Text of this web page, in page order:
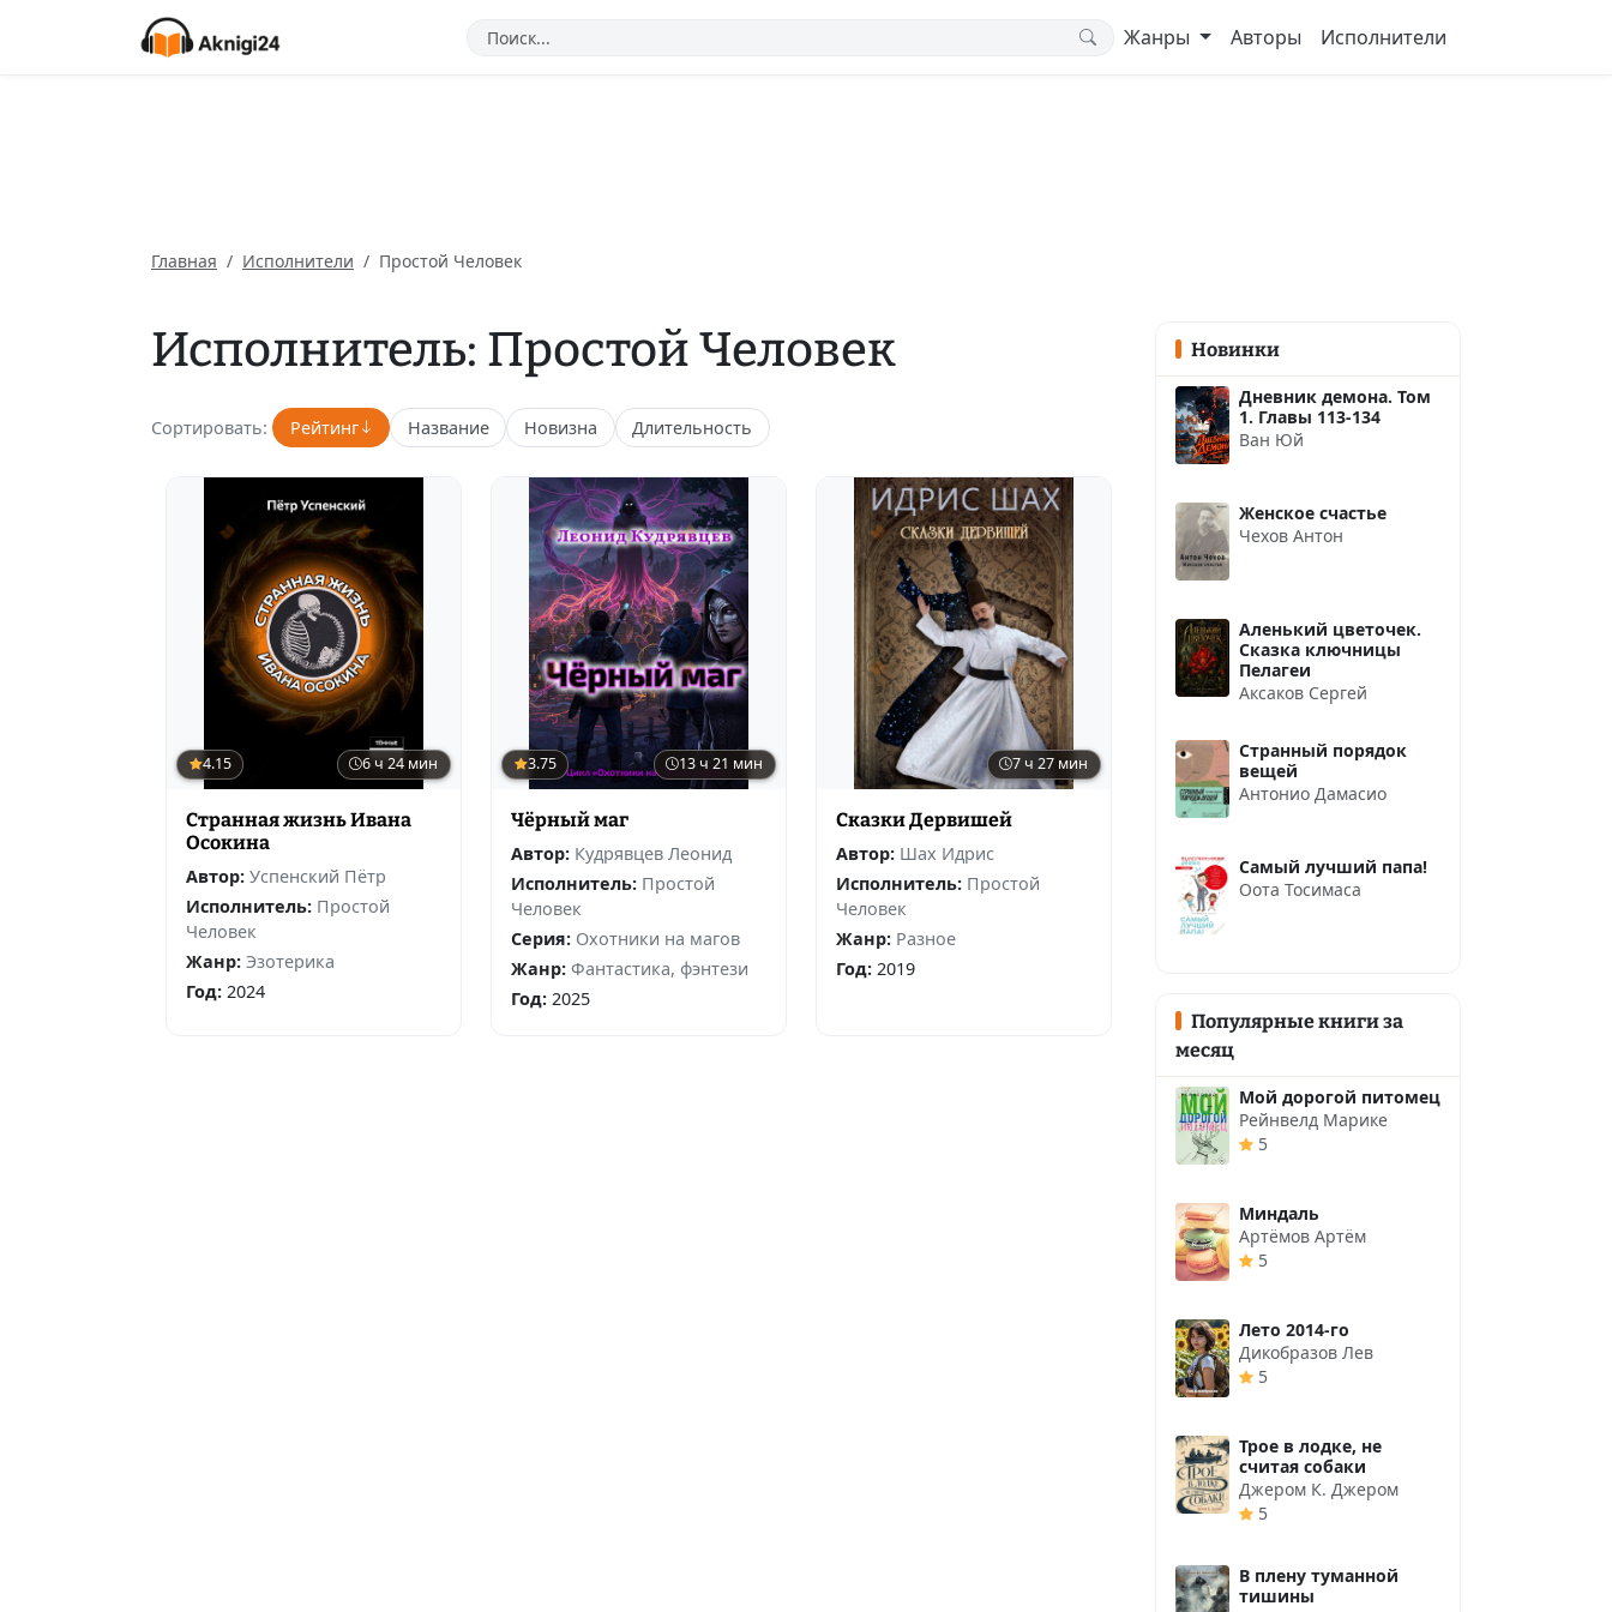
Жанры Авторы Исполнители
Главная Исполнители Простой Человек
Исполнитель: Простой Человек
Сортировать: Рейтинг Название Новизна Длительность
4.15 6 ч 24 мин
Странная жизнь Ивана
Осокина
Автор: Успенский Пётр
Исполнитель: Простой
Человек
Жанр: Эзотерика
Год: 2024
3.75 13 ч 21 мин
Чёрный маг
Автор: Кудрявцев Леонид
Исполнитель: Простой
Человек
Серия: Охотники на магов
Жанр: Фантастика, фэнтези
Год:2025
7 ч 27 мин
Сказки Дервишей
Автор: Шах Идрис
Исполнитель: Простой
Человек
Жанр: Разное
Год:2019
Новинки
Дневник демона. Том
1. Главы 113-134
Ван Юй
Женское счастье
Чехов Антон
Аленький цветочек.
Сказка ключницы
Пелагеи
Аксаков Сергей
Странный порядок
вещей
Антонио Дамасио
Самый лучший папа!
Оота Тосимаса
Популярные книги за
месяц
Мой дорогой питомец
Рейнвелд Марике
5
Миндаль
Артёмов Артём
5
Лето 2014-го
Дикобразов Лев
5
Трое в лодке, не
считая собаки
Джером К. Джером
5
В плену туманной
тишины